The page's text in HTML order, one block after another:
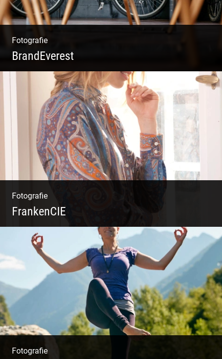
Fotografie
BrandEverest
Kommunikationsfotografie | Branding mit
Bildwelten | Markenerlebnisse | Corporate
Design
Fotografie
FrankenCIE
Fotografie